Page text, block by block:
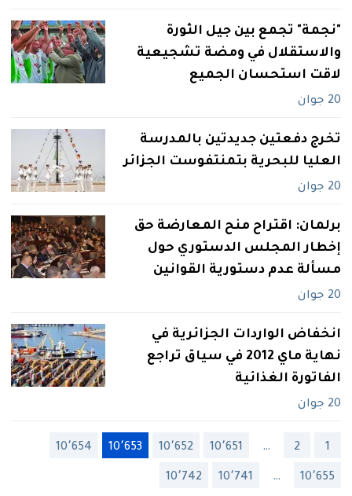
"‬نجمة‮" ‬تجمع بين جيل الثورة
والاستقلال في‮ ‬ومضة تشجيعية
لاقت استحسان الجميع‮
20 جوان
تخرج دفعتين جديدتين بالمدرسة
العليا للبحرية بتمنتفوست الجزائر
20 جوان
برلمان: اقتراح منح المعارضة حق
إخطار المجلس الدستوري حول
مسألة عدم دستورية القوانين
20 جوان
انخفاض الواردات الجزائرية في
نهاية ماي 2012 في سياق تراجع
الفاتورة الغذائية
20 جوان
1
2
… 10٬651 10٬652 10٬653 10٬654
10٬655 … 10٬741 10٬742